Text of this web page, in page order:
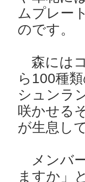
ムプレー
のです。
森には
ら100種
シュンラ
咲かせる
が生息し
メンバ
ますか」